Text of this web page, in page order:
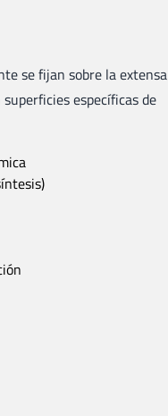
se fijan sobre la extensa
específicas de